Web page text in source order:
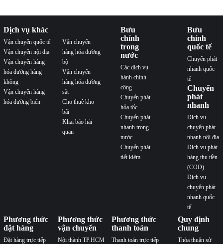
Dịch vụ khác
Vận chuyển quốc tế
Vận chuyển nội địa
Vận chuyển hàng
hóa đường hàng
không
Vận chuyển hàng
hóa đường biển
Vận chuyển
hàng hóa đường
bộ
Vận chuyển
hàng hóa đường
sắt
Cho thuê kho
bãi
Khai báo hải
quan
Bưu
chính
trong
nước
Các dịch vụ
hành chính
công
Chuyển phát
hỏa tốc
Chuyển phát
nhanh trong
nước
Chuyển phát
tiết kiệm
Bưu
chính
quốc tế
Chuyển phát
nhanh quốc
tế
Chuyển
phát
nhanh
Dịch vụ
chuyển phát
nhanh nội địa
Dịch vụ phát
hàng thu tiền
(COD)
Dịch vụ
chuyển phát
nhanh quốc
tế
Phương thức
đặt hàng
Đặt hàng trực tiếp
Phương thức
vận chuyển
Nội thành TP.HCM
Phương thức
thanh toán
Thanh toán trực tiếp
Quy định
chung
Thỏa thuận sử